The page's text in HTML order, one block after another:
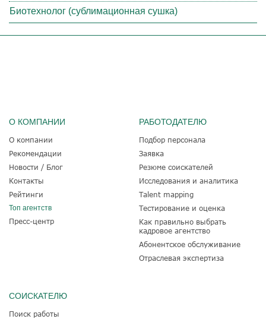
Биотехнолог (сублимационная сушка)
О КОМПАНИИ
О компании
Рекомендации
Новости / Блог
Контакты
Рейтинги
Топ агентств
Пресс-центр
РАБОТОДАТЕЛЮ
Подбор персонала
Заявка
Резюме соискателей
Исследования и аналитика
Talent mapping
Тестирование и оценка
Как правильно выбрать
кадровое агентство
Абонентское обслуживание
Отраслевая экспертиза
СОИСКАТЕЛЮ
Поиск работы